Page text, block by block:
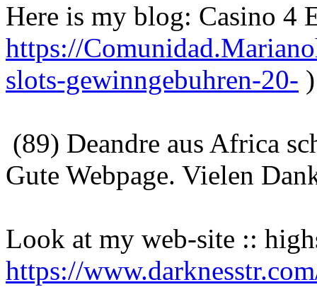
Here is my blog: Casino 4
https://
slots-gewinngebuhren-20-
(89) Deandre aus Africa
Gute Webpage. Vielen
Look at my web-site ::
https://